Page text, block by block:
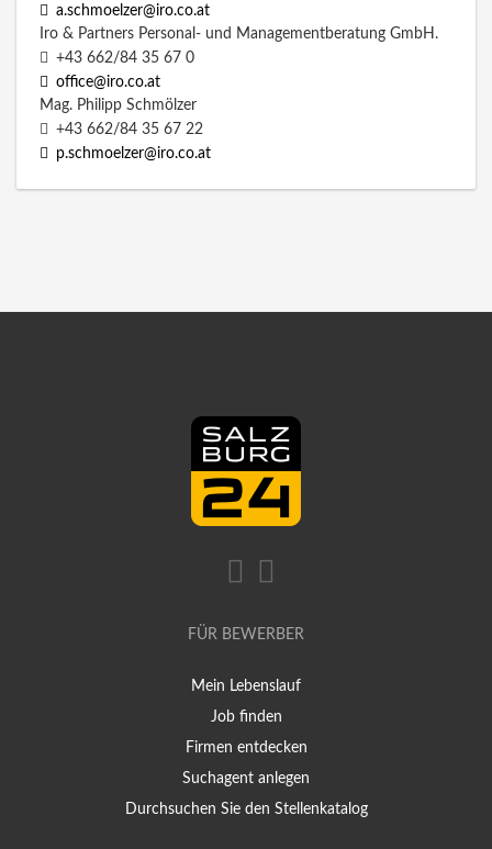
a.schmoelzer@iro.co.at
Iro & Partners Personal- und Managementberatung GmbH.
+43 662/84 35 67 0
office@iro.co.at
Mag. Philipp Schmölzer
+43 662/84 35 67 22
p.schmoelzer@iro.co.at
FÜR BEWERBER
Mein Lebenslauf
Job finden
Firmen entdecken
Suchagent anlegen
Durchsuchen Sie den Stellenkatalog